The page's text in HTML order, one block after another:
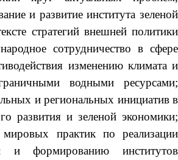
и развитие института зеленой
стратегий внешней политики
сотрудничество в сфере
изменению климата и
водными ресурсами;
и региональных инициатив в
развития и зеленой экономики;
практик по реализации
и формированию институтов